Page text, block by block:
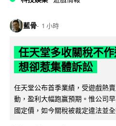
藍骨 1 小時
任天堂多收關稅不
想卻惹集體訴訟
任天堂公布首季業績，受遊戲熱
動，盈利大幅跑贏預期。惟公司
國定價，如今關稅被裁定違法並